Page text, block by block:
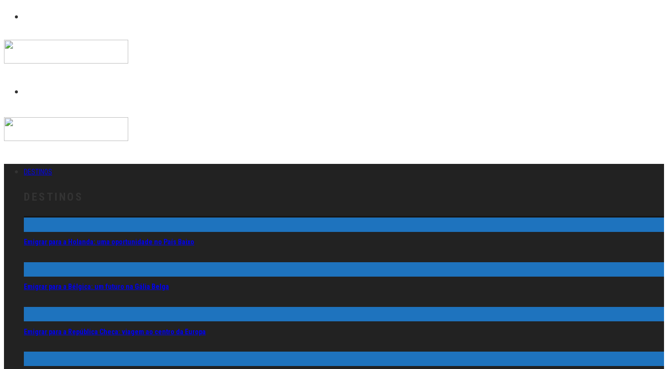
DESTINOS
Emigrar para a Holanda: uma oportunidade no País Baixo
Emigrar para a Bélgica: um futuro na Gália Belga
Emigrar para a República Checa: viagem ao centro da Europa